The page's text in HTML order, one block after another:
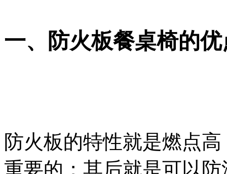
一、防火板餐桌椅的优
防火板的特性就是燃点
重要的；其后就是可以